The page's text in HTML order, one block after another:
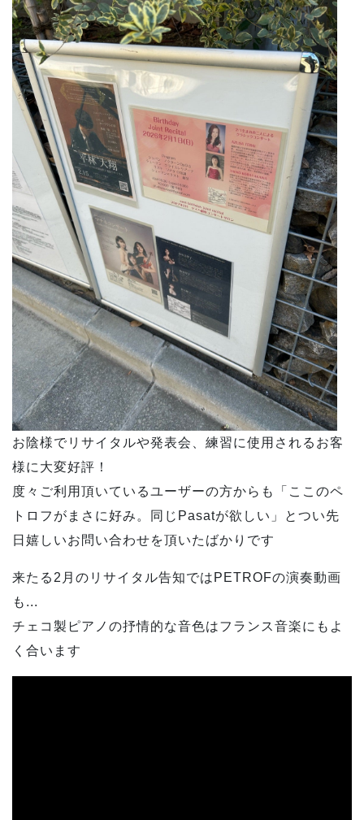
お陰様でリサイタルや発表会、練習に使用されるお客
様に大変好評！
度々ご利用頂いているユーザーの方からも「ここのペ
トロフがまさに好み。同じPasatが欲しい」とつい先
日嬉しいお問い合わせを頂いたばかりです
来たる2月のリサイタル告知ではPETROFの演奏動画
も...
チェコ製ピアノの抒情的な音色はフランス音楽にもよ
く合います